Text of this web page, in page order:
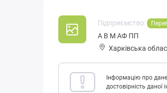
Підприємство:
А В М АФ ПП
Харківська
Інформацію про
достовірність